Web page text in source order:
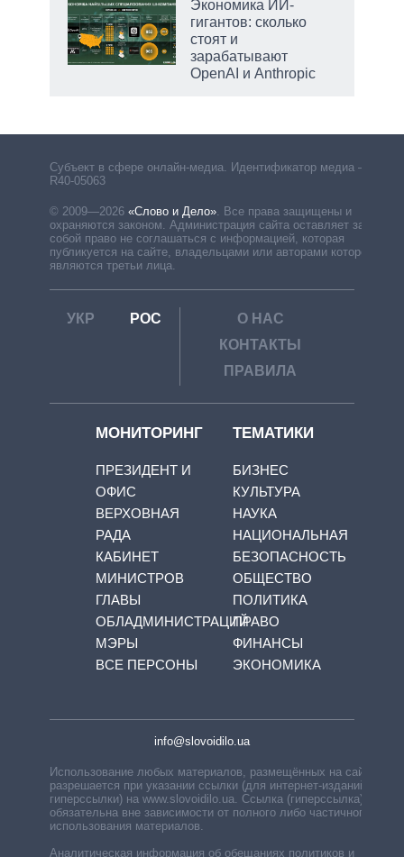
Экономика ИИ-
гигантов: сколько
стоят и
зарабатывают
OpenAI и Anthropic
Субъект в сфере онлайн-медиа. Идентификатор медиа –
R40-05063
© 2009—2026 «Слово и Дело» Все права защищены и
охраняются законом. Администрация сайта оставляет за
собой право не соглашаться с информацией, которая
публикуется на сайте, владельцами или авторами которой
являются третьи лица.
УКР РОС
О НАС
КОНТАКТЫ
ПРАВИЛА
МОНИТОРИНГ
ПРЕЗИДЕНТ И
ОФИС
ВЕРХОВНАЯ
РАДА
КАБИНЕТ
МИНИСТРОВ
ГЛАВЫ
ОБЛАДМИНИСТРАЦИЙ
МЭРЫ
ВСЕ ПЕРСОНЫ
ТЕМАТИКИ
БИЗНЕС
КУЛЬТУРА
НАУКА
НАЦИОНАЛЬНАЯ
БЕЗОПАСНОСТЬ
ОБЩЕСТВО
ПОЛИТИКА
ПРАВО
ФИНАНСЫ
ЭКОНОМИКА
info@slovoidilo.ua
Использование любых материалов, размещённых на сайте,
разрешается при указании ссылки (для интернет-изданий —
гиперссылки) на www.slovoidilo.ua. Ссылка (гиперссылка)
обязательна вне зависимости от полного либо частичного
использования материалов.
Аналитическая информация об обещаниях политиков и